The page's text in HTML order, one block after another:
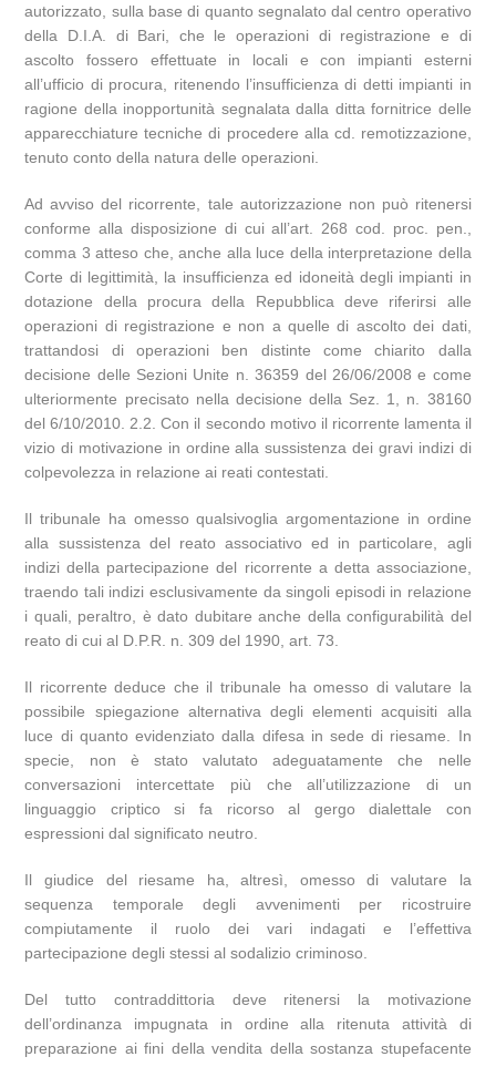
autorizzato, sulla base di quanto segnalato dal centro operativo
della D.I.A. di Bari, che le operazioni di registrazione e di
ascolto fossero effettuate in locali e con impianti esterni
all’ufficio di procura, ritenendo l’insufficienza di detti impianti in
ragione della inopportunità segnalata dalla ditta fornitrice delle
apparecchiature tecniche di procedere alla cd. remotizzazione,
tenuto conto della natura delle operazioni.
Ad avviso del ricorrente, tale autorizzazione non può ritenersi
conforme alla disposizione di cui all’art. 268 cod. proc. pen.,
comma 3 atteso che, anche alla luce della interpretazione della
Corte di legittimità, la insufficienza ed idoneità degli impianti in
dotazione della procura della Repubblica deve riferirsi alle
operazioni di registrazione e non a quelle di ascolto dei dati,
trattandosi di operazioni ben distinte come chiarito dalla
decisione delle Sezioni Unite n. 36359 del 26/06/2008 e come
ulteriormente precisato nella decisione della Sez. 1, n. 38160
del 6/10/2010. 2.2. Con il secondo motivo il ricorrente lamenta il
vizio di motivazione in ordine alla sussistenza dei gravi indizi di
colpevolezza in relazione ai reati contestati.
Il tribunale ha omesso qualsivoglia argomentazione in ordine
alla sussistenza del reato associativo ed in particolare, agli
indizi della partecipazione del ricorrente a detta associazione,
traendo tali indizi esclusivamente da singoli episodi in relazione
i quali, peraltro, è dato dubitare anche della configurabilità del
reato di cui al D.P.R. n. 309 del 1990, art. 73.
Il ricorrente deduce che il tribunale ha omesso di valutare la
possibile spiegazione alternativa degli elementi acquisiti alla
luce di quanto evidenziato dalla difesa in sede di riesame. In
specie, non è stato valutato adeguatamente che nelle
conversazioni intercettate più che all’utilizzazione di un
linguaggio criptico si fa ricorso al gergo dialettale con
espressioni dal significato neutro.
Il giudice del riesame ha, altresì, omesso di valutare la
sequenza temporale degli avvenimenti per ricostruire
compiutamente il ruolo dei vari indagati e l’effettiva
partecipazione degli stessi al sodalizio criminoso.
Del tutto contraddittoria deve ritenersi la motivazione
dell’ordinanza impugnata in ordine alla ritenuta attività di
preparazione ai fini della vendita della sostanza stupefacente